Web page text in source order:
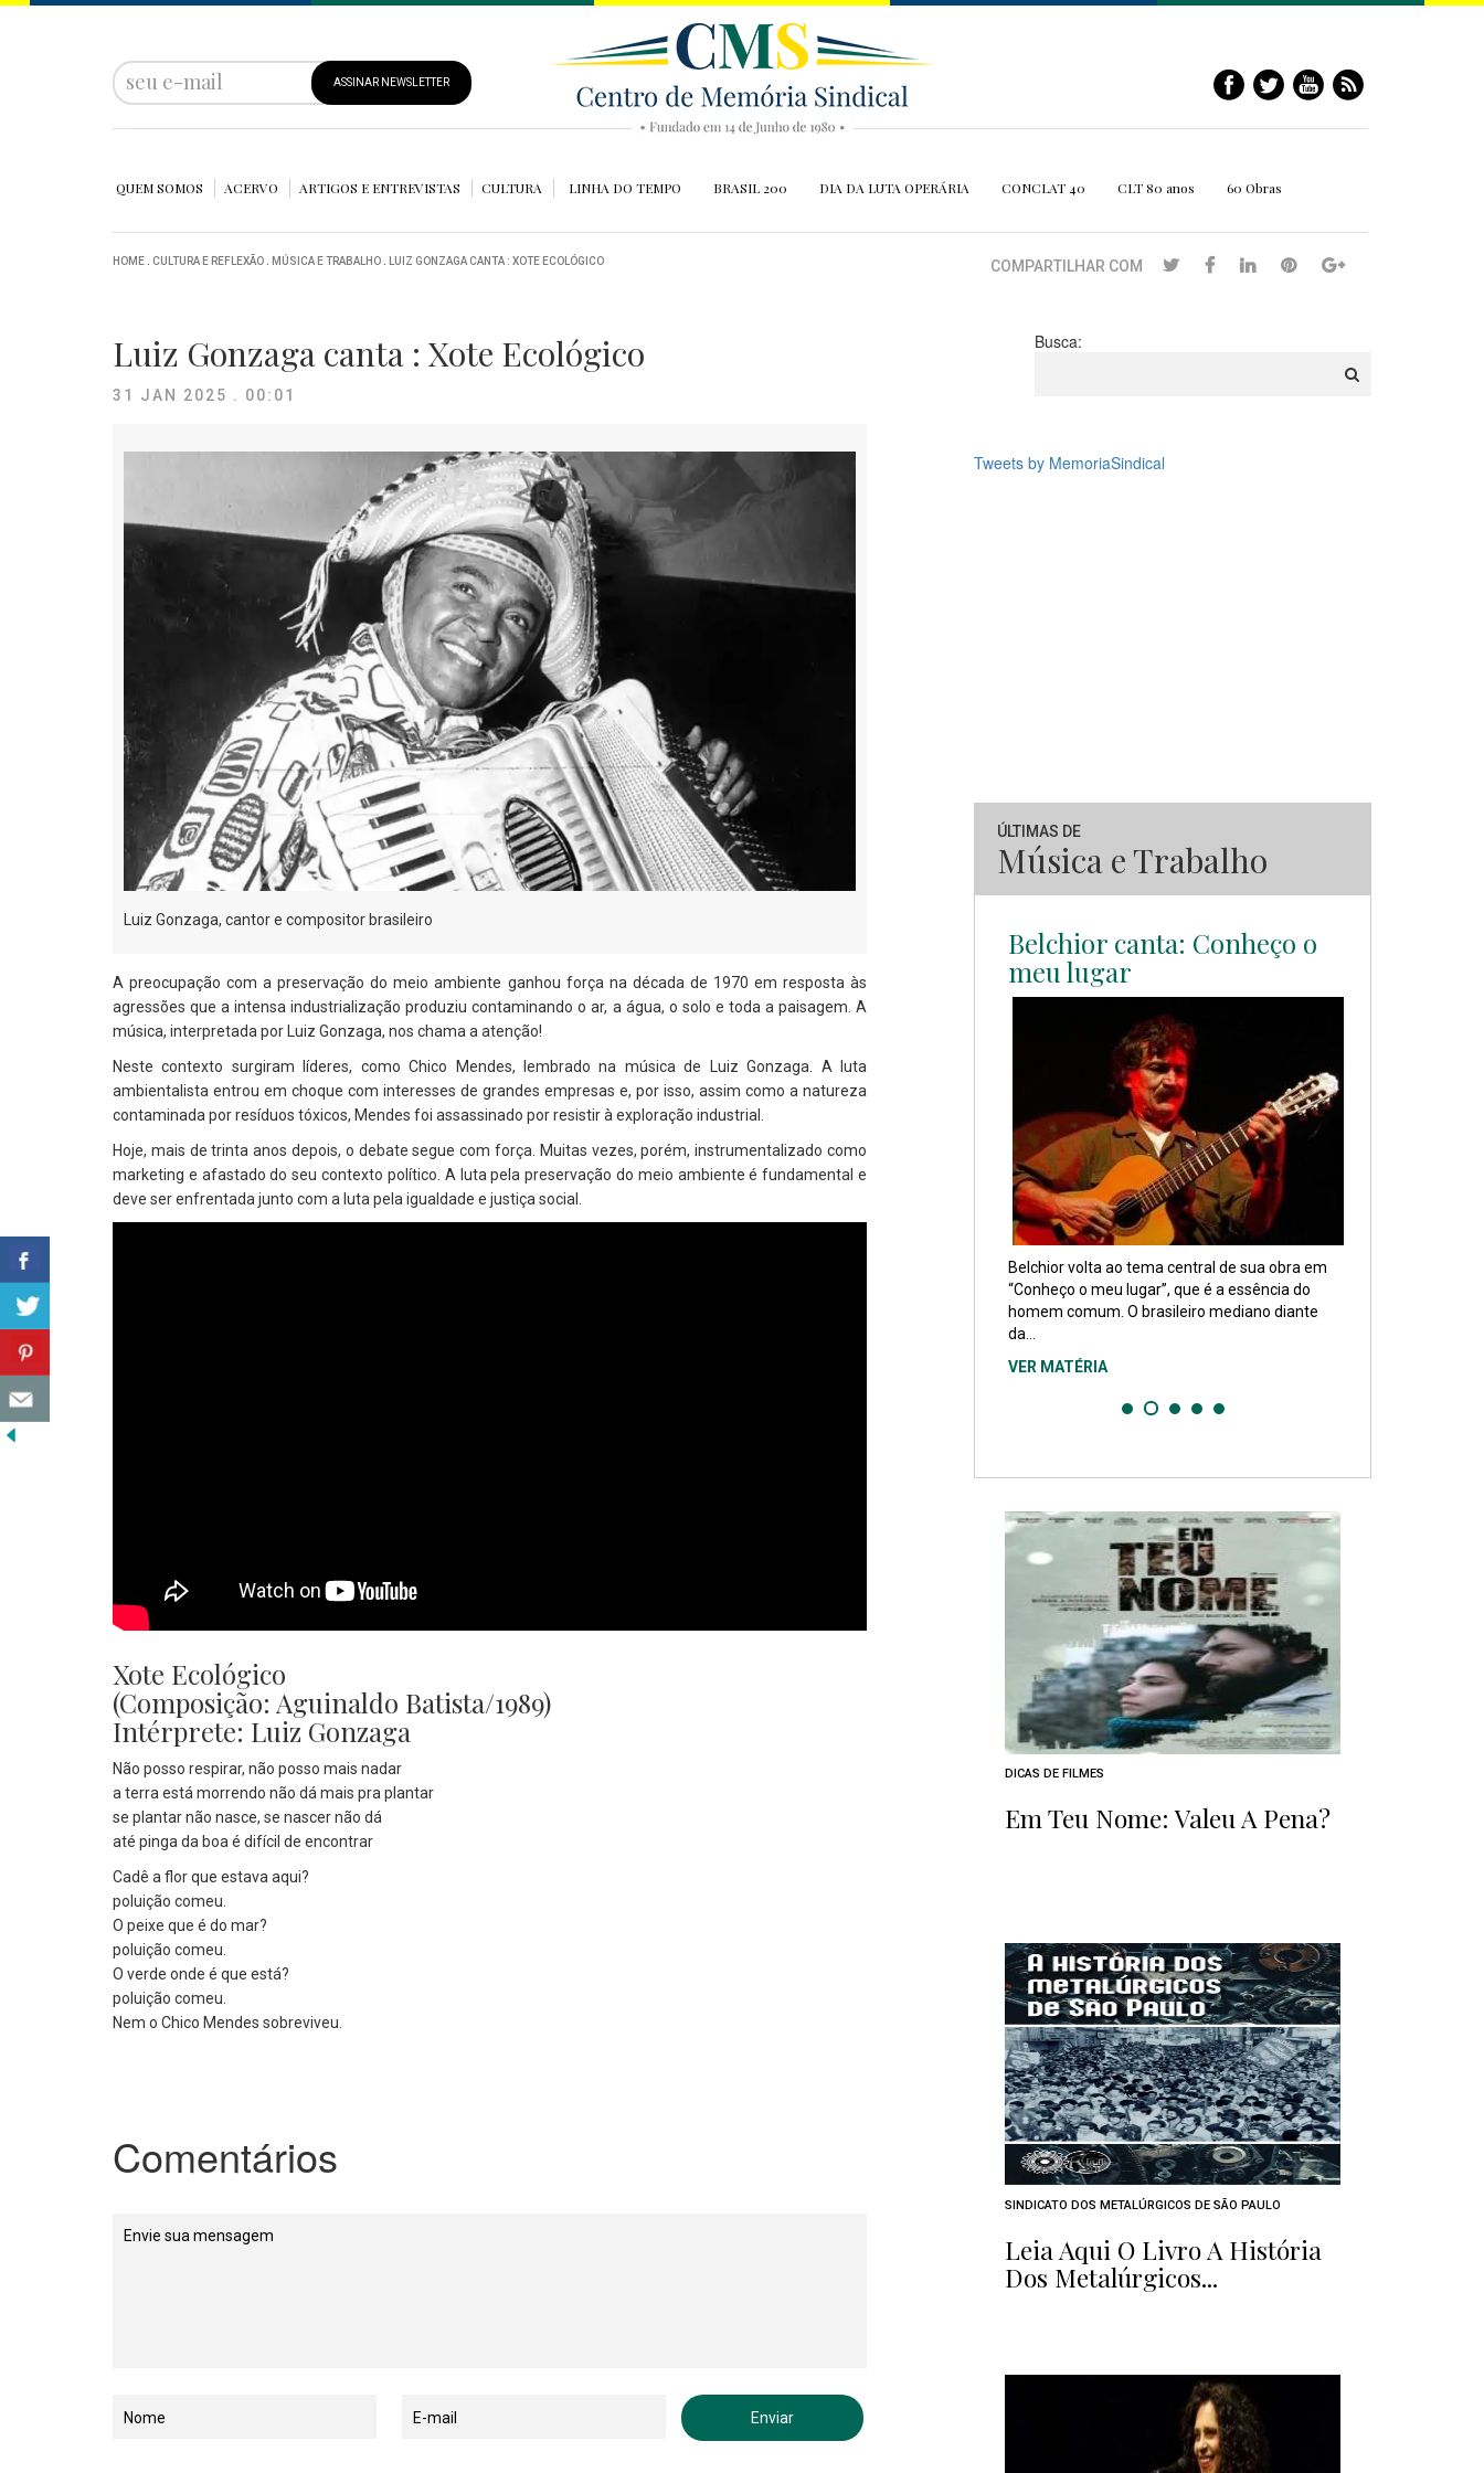
ASSINAR NEWSLETTER
QUEM SOMOS ACERVO ARTIGOS E ENTREVISTAS CULTURA LINHA DO TEMPO BRASIL 200 DIA DA LUTA OPERÁRIA CONCLAT 40 CLT 80 anos 60 Obras
HOME CULTURA E REFLEXÃO MÚSICA E TRABALHO LUIZ GONZAGA CANTA : XOTE ECOLÓGICO COMPARTILHAR COM
Luiz Gonzaga canta : Xote Ecológico
31 JAN 2025 . 00:01
Luiz Gonzaga, cantor e compositor brasileiro
A preocupação com a preservação do meio ambiente ganhou força na década de 1970 em resposta às
agressões que a intensa industrialização produziu contaminando o ar, a água, o solo e toda a paisagem. A
música, interpretada por Luiz Gonzaga, nos chama a atenção!
Neste contexto surgiram líderes, como Chico Mendes, lembrado na música de Luiz Gonzaga. A luta
ambientalista entrou em choque com interesses de grandes empresas e, por isso, assim como a natureza
contaminada por resíduos tóxicos, Mendes foi assassinado por resistir à exploração industrial.
Hoje, mais de trinta anos depois, o debate segue com força. Muitas vezes, porém, instrumentalizado como
marketing e afastado do seu contexto político. A luta pela preservação do meio ambiente é fundamental e
deve ser enfrentada junto com a luta pela igualdade e justiça social.
Xote Ecológico
(Composição: Aguinaldo Batista/1989)
Intérprete: Luiz Gonzaga
Não posso respirar, não posso mais nadar
a terra está morrendo não dá mais pra plantar
se plantar não nasce, se nascer não dá
até pinga da boa é difícil de encontrar
Cadê a flor que estava aqui?
poluição comeu.
O peixe que é do mar?
poluição comeu.
O verde onde é que está?
poluição comeu.
Nem o Chico Mendes sobreviveu.
Comentários
Busca:
Tweets by MemoriaSindical
ÚLTIMAS DE
Música e Trabalho
Belchior canta: Conheço o
meu lugar
Belchior volta ao tema central de sua obra em
“Conheço o meu lugar”, que é a essência do
homem comum. O brasileiro mediano diante
da...
VER MATÉRIA
DICAS DE FILMES
Em Teu Nome: Valeu A Pena?
SINDICATO DOS METALÚRGICOS DE SÃO PAULO
Leia Aqui O Livro A História
Dos Metalúrgicos...